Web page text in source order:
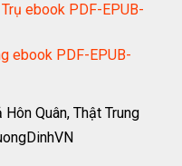
ebook PDF-EPUB-
ebook PDF-EPUB-
Quân, Thật Trung